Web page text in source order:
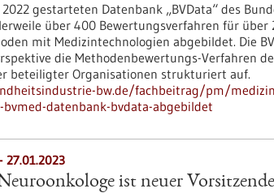
gestarteten Datenbank „BVData“ des
über 400 Bewertungsverfahren für
mit Medizintechnologien abgebildet. Die
die Methodenbewertungs-Verfahren
beteiligter Organisationen strukturiert auf.
bw.de/fachbeitrag/pm/
datenbank-bvdata-abgebildet
ist neuer